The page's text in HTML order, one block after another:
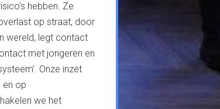
hebben. Ze
op straat, door
wereld, legt contact
met jongeren en
Onze inzet
en op
we het